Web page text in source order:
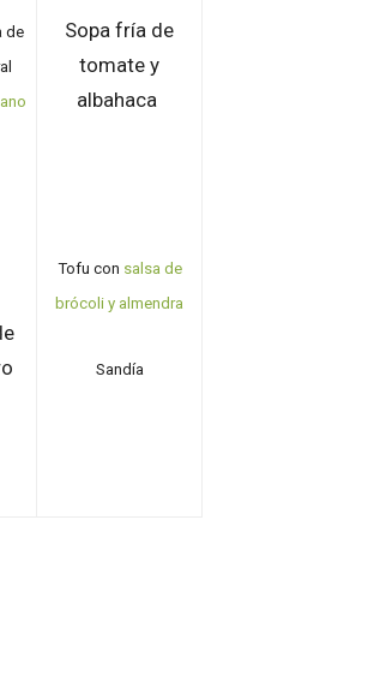
de
Sopa fría de
tomate y
albahaca
Tofu con salsa de
brócoli y almendra
Sandía